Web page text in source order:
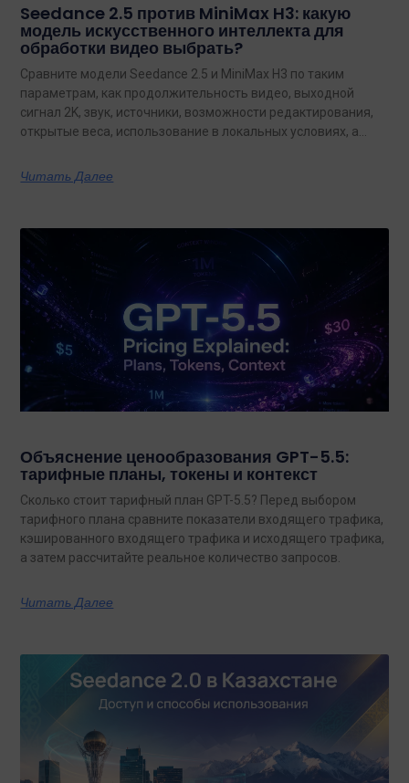
Seedance 2.5 против MiniMax H3: какую
модель искусственного интеллекта для
обработки видео выбрать?
Сравните модели Seedance 2.5 и MiniMax H3 по таким
параметрам, как продолжительность видео, выходной
сигнал 2K, звук, источники, возможности редактирования,
открытые веса, использование в локальных условиях, а
конкретных задач на сегодняшний день.
Читать Далее
Объяснение ценообразования GPT-5.5:
тарифные планы, токены и контекст
Сколько стоит тарифный план GPT-5.5? Перед выбором
тарифного плана сравните показатели входящего трафика,
кэшированного входящего трафика и исходящего трафика,
а затем рассчитайте реальное количество запросов.
Читать Далее